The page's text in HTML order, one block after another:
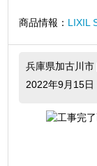
商品情報： LIXIL
兵庫県加古川
2022年9月15日